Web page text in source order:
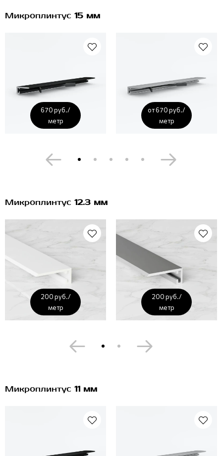
Микроплинтус 15 мм
670 руб./
метр
от 670 руб./
метр
Микроплинтус 12.3 мм
200 руб./
метр
200 руб./
метр
Микроплинтус 11 мм